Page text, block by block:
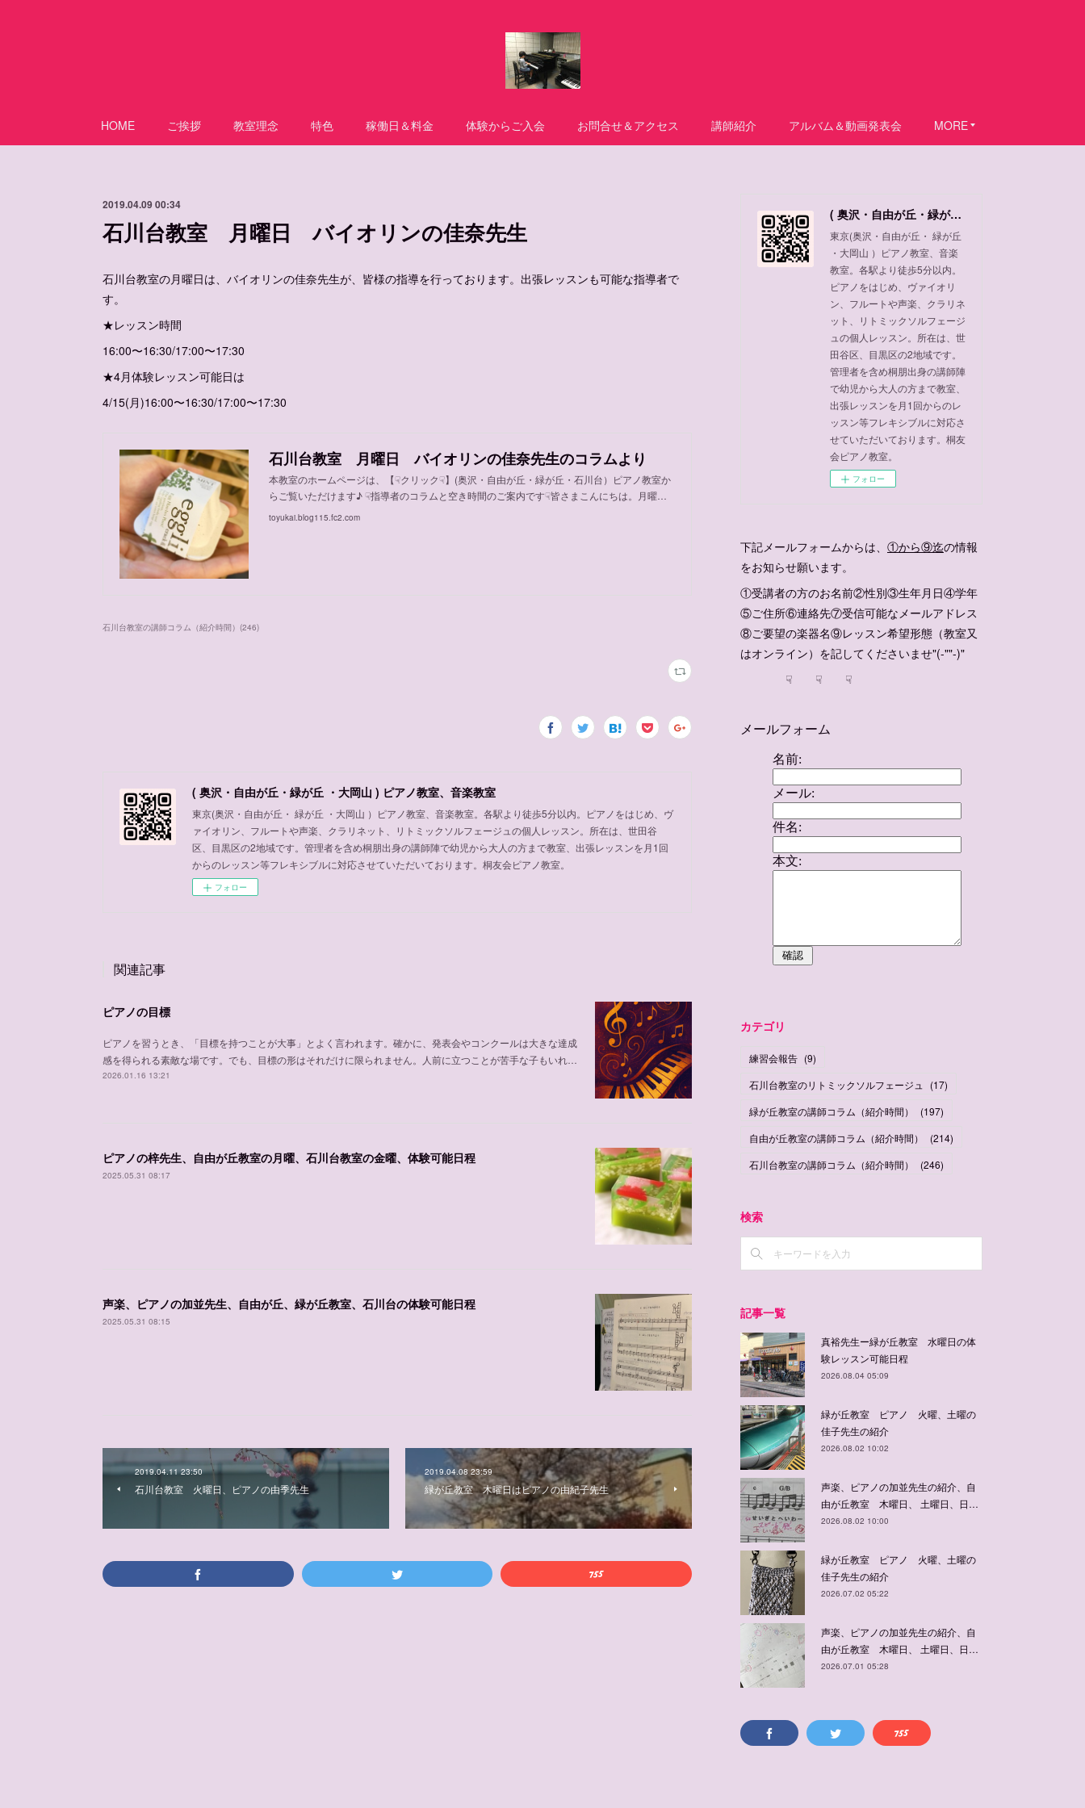
HOME ご挨拶 教室理念 特色 稼働日＆料金 体験からご入会 お問合せ＆アクセス 講師紹介 アルバム＆動画発表会 MORE
2019.04.09 00:34
石川台教室 月曜日 バイオリンの佳奈先生
石川台教室の月曜日は、バイオリンの佳奈先生が、皆様の指導を行っております。出張レッスンも可能な指導者で
す。
★レッスン時間
16:00〜16:30/17:00〜17:30
★4月体験レッスン可能日は
4/15(月)16:00〜16:30/17:00〜17:30
石川台教室 月曜日 バイオリンの佳奈先生のコラムより
本教室のホームページは、【☟クリック☟】(奥沢・自由が丘・緑が丘・石川台）ピアノ教室か
らご覧いただけます♪ ☟指導者のコラムと空き時間のご案内です☟皆さまこんにちは。月曜…
toyukai.blog115.fc2.com
石川台教室の講師コラム（紹介時間） (246)
( 奥沢・自由が丘・緑が丘 ・大岡山 ) ピアノ教室、音楽教室
東京(奥沢・自由が丘・ 緑が丘 ・大岡山 ）ピアノ教室、音楽教室。各駅より徒歩5分以内。ピアノをはじめ、ヴ
ァイオリン、フルートや声楽、クラリネット、リトミックソルフェージュの個人レッスン。所在は、世田谷
区、目黒区の2地域です。管理者を含め桐朋出身の講師陣で幼児から大人の方まで教室、出張レッスンを月1回
からのレッスン等フレキシブルに対応させていただいております。桐友会ピアノ教室。
フォロー
関連記事
ピアノの目標
ピアノを習うとき、「目標を持つことが大事」とよく言われます。確かに、発表会やコンクールは大きな達成
感を得られる素敵な場です。でも、目標の形はそれだけに限られません。人前に立つことが苦手な子もいれ…
2026.01.16 13:21
ピアノの梓先生、自由が丘教室の月曜、石川台教室の金曜、体験可能日程
2025.05.31 08:17
声楽、ピアノの加並先生、自由が丘、緑が丘教室、石川台の体験可能日程
2025.05.31 08:15
2019.04.11 23:50
石川台教室 火曜日、ピアノの由季先生
2019.04.08 23:59
緑が丘教室 木曜日はピアノの由紀子先生
( 奥沢・自由が丘・緑が丘 ・大岡山 ) ピアノ教室、音楽教室
東京(奥沢・自由が丘・ 緑が丘
・大岡山 ）ピアノ教室、音楽
教室。各駅より徒歩5分以内。
ピアノをはじめ、ヴァイオリ
ン、フルートや声楽、クラリネ
ット、リトミックソルフェージ
ュの個人レッスン。所在は、世
田谷区、目黒区の2地域です。
管理者を含め桐朋出身の講師陣
で幼児から大人の方まで教室、
出張レッスンを月1回からのレ
ッスン等フレキシブルに対応さ
せていただいております。桐友
会ピアノ教室。
フォロー
下記メールフォームからは、 ①から⑨迄の情報
をお知らせ願います。
①受講者の方のお名前②性別③生年月日④学年
⑤ご住所⑥連絡先⑦受信可能なメールアドレス
⑧ご要望の楽器名⑨レッスン希望形態（教室又
はオンライン）を記してくださいませ"(-""-)"
☟ ☟ ☟
カテゴリ
練習会報告 (9)
石川台教室のリトミックソルフェージュ
(17)
緑が丘教室の講師コラム（紹介時間）
(197)
自由が丘教室の講師コラム（紹介時間）
(214)
石川台教室の講師コラム（紹介時間）
(246)
検索
記事一覧
真裕先生ー緑が丘教室 水曜日の体
験レッスン可能日程
2026.08.04 05:09
緑が丘教室 ピアノ 火曜、土曜の
佳子先生の紹介
2026.08.02 10:02
声楽、ピアノの加並先生の紹介、自
由が丘教室 木曜日、 土曜日、日…
2026.08.02 10:00
緑が丘教室 ピアノ 火曜、土曜の
佳子先生の紹介
2026.07.02 05:22
声楽、ピアノの加並先生の紹介、自
由が丘教室 木曜日、 土曜日、日…
2026.07.01 05:28